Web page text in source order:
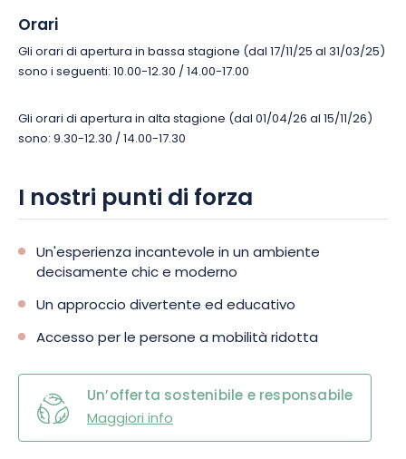
Orari
Gli orari di apertura in bassa stagione (dal 17/11/25 al 31/03/25)
sono i seguenti: 10.00-12.30 / 14.00-17.00
Gli orari di apertura in alta stagione (dal 01/04/26 al 15/11/26)
sono: 9.30-12.30 / 14.00-17.30
I nostri punti di forza
Un'esperienza incantevole in un ambiente
decisamente chic e moderno
Un approccio divertente ed educativo
Accesso per le persone a mobilità ridotta
Un’offerta sostenibile e responsabile
Maggiori info